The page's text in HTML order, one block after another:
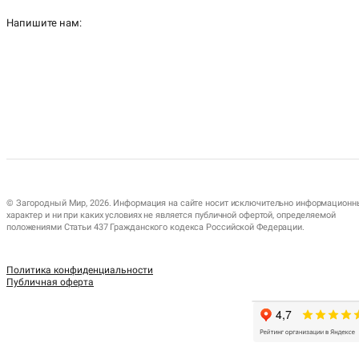
Напишите нам:
© Загородный Мир, 2026. Информация на сайте носит исключительно
характер и ни при каких условиях не является публичной офертой, определяемой
положениями Статьи 437 Гражданского кодекса Российской Федерации.
Политика конфиденциальности
Публичная оферта